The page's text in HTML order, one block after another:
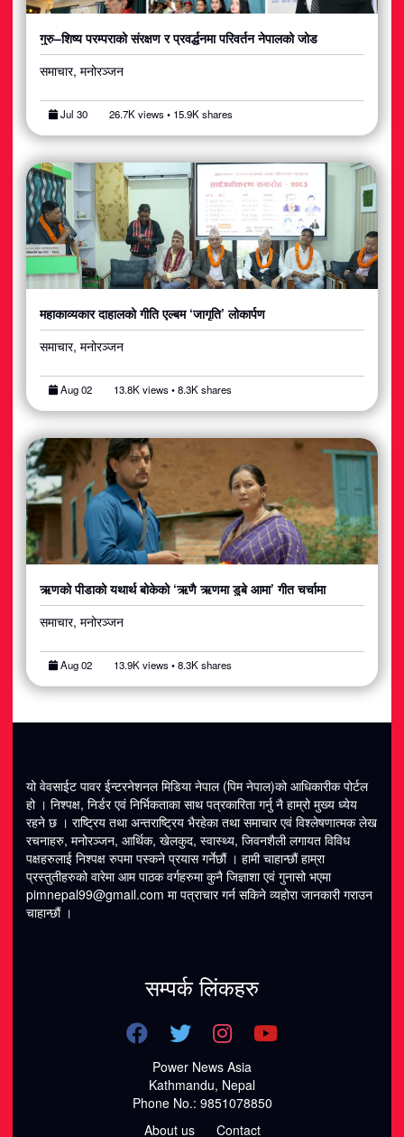
गुरु–शिष्य परम्पराको संरक्षण र प्रवर्द्धनमा परिवर्तन नेपालको जोड
समाचार, मनोरञ्जन
Jul 30 26.7K views • 15.9K shares
महाकाव्यकार दाहालको गीति एल्बम ‘जागृति’ लोकार्पण
समाचार, मनोरञ्जन
Aug 02 13.8K views • 8.3K shares
ऋणको पीडाको यथार्थ बोकेको ‘ऋणै ऋणमा डुबे आमा’ गीत चर्चामा
समाचार, मनोरञ्जन
Aug 02 13.9K views • 8.3K shares
यो वेवसाईट पावर ईन्टरनेशनल मिडिया नेपाल (पिम नेपाल)को आधिकारीक पोर्टल
हो । निश्पक्ष, निर्डर एवं निर्भिकताका साथ पत्रकारिता गर्नु नै हाम्रो मुख्य ध्येय
रहने छ । राष्ट्रिय तथा अन्तराष्ट्रिय भैरहेका तथा समाचार एवं विश्लेषणात्मक लेख
रचनाहरु, मनोरञ्जन, आर्थिक, खेलकुद, स्वास्थ्य, जिवनशैली लगायत विविध
पक्षहरुलाई निश्पक्ष रुपमा पस्कने प्रयास गर्नेछौं । हामी चाहान्छौं हाम्रा
प्रस्तुतीहरुको वारेमा आम पाठक वर्गहरुमा कुनै जिज्ञाशा एवं गुनासो भएमा
pimnepal99@gmail.com मा पत्राचार गर्न सकिने व्यहोरा जानकारी गराउन
चाहान्छौं ।
सम्पर्क लिंकहरु
Power News Asia
Kathmandu, Nepal
Phone No.: 9851078850
About us
Contact